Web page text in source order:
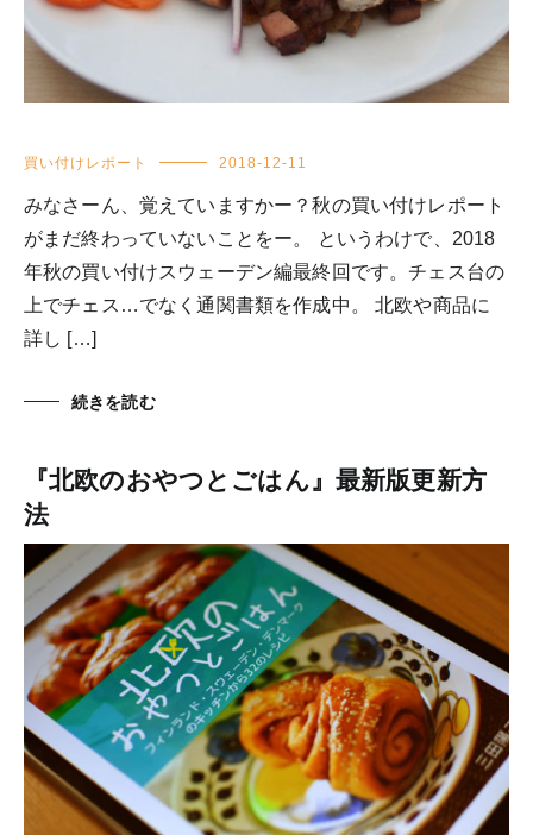
買い付けレポート 2018-12-11
みなさーん、覚えていますかー？秋の買い付けレポート
がまだ終わっていないことをー。 というわけで、2018
年秋の買い付けスウェーデン編最終回です。チェス台の
上でチェス…でなく通関書類を作成中。 北欧や商品に
詳し […]
続きを読む
『北欧のおやつとごはん』最新版更新方
法